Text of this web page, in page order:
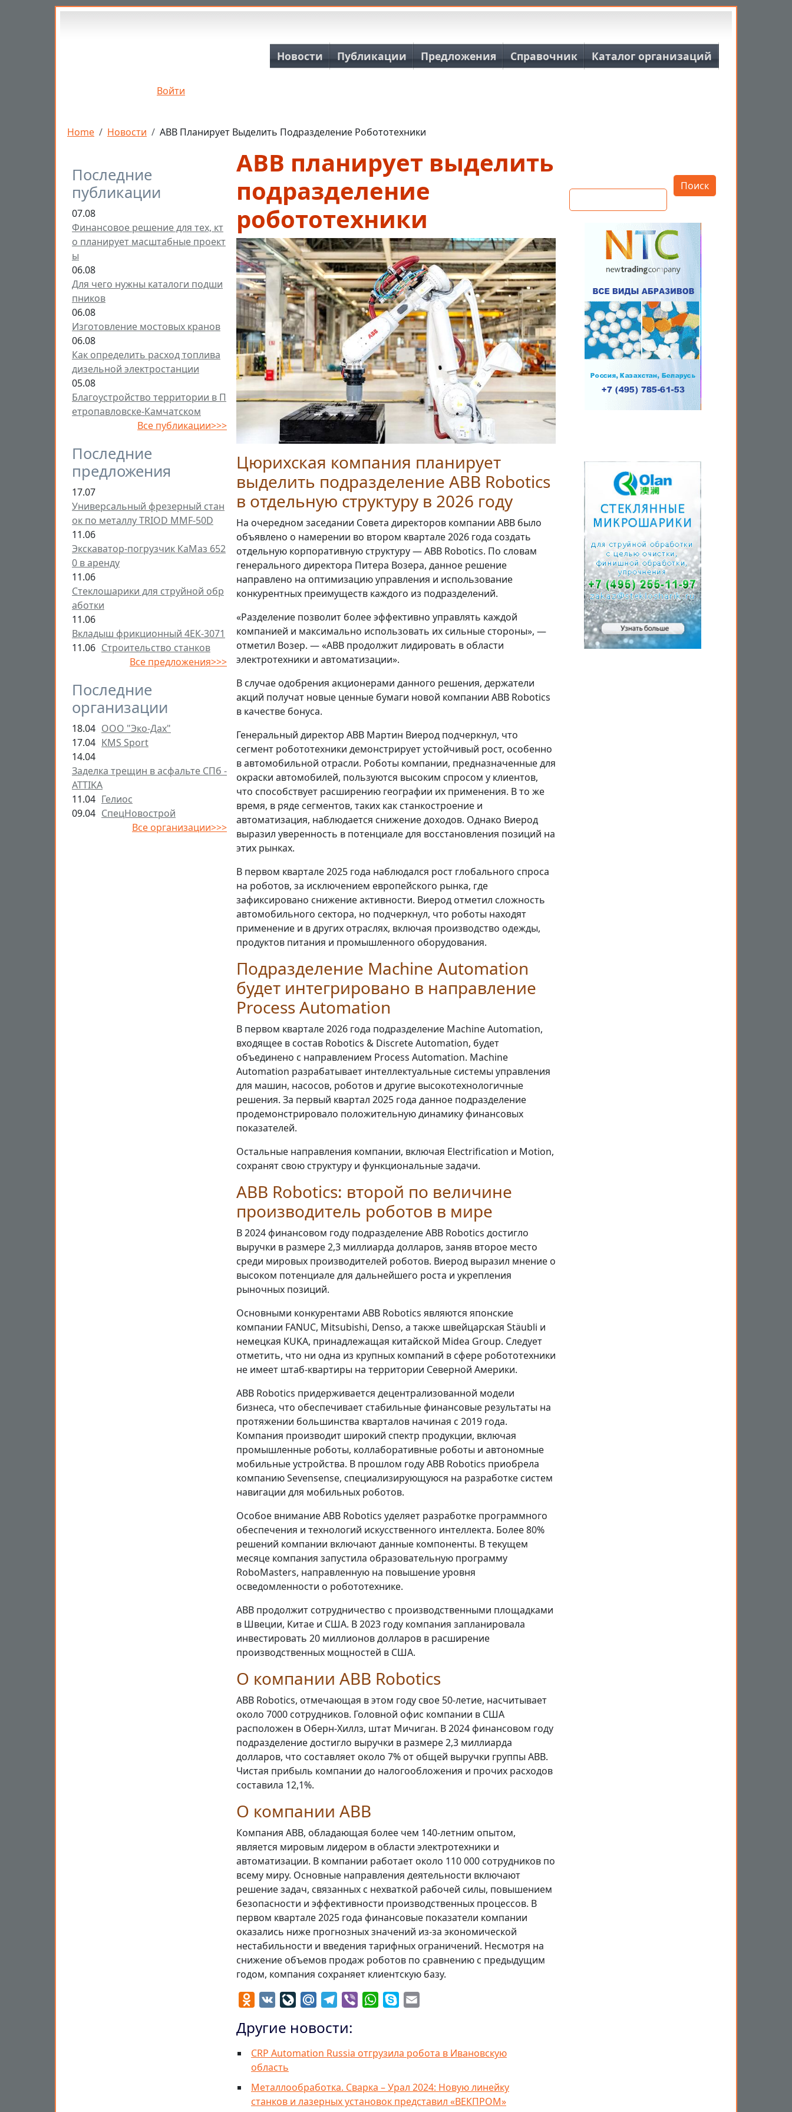
Перейти к основному содержанию
Войти
Основная навигация
Новости Публикации Предложения Справочник Каталог организаций
Строка навигации
Home Новости ABB Планирует Выделить Подразделение Робототехники
Последние
публикации
07.08
Финансовое решение для тех, кт
о планирует масштабные проект
ы
06.08
Для чего нужны каталоги подши
пников
06.08
Изготовление мостовых кранов
06.08
Как определить расход топлива
дизельной электростанции
05.08
Благоустройство территории в П
етропавловске-Камчатском
Все публикации>>>
Последние
предложения
17.07
Универсальный фрезерный стан
ок по металлу TRIOD MMF-50D
11.06
Экскаватор-погрузчик КаМаз 652
0 в аренду
11.06
Стеклошарики для струйной обр
аботки
11.06
Вкладыш фрикционный 4ЕК-3071
11.06 Строительство станков
Все предложения>>>
Последние
организации
18.04 ООО "Эко-Дах"
17.04 KMS Sport
14.04
Заделка трещин в асфальте СПб -
ATTIKA
11.04 Гелиос
09.04 СпецНовострой
Все организации>>>
ABB планирует выделить
подразделение
робототехники
Цюрихская компания планирует
выделить подразделение ABB Robotics
в отдельную структуру в 2026 году
На очередном заседании Совета директоров компании ABB было
объявлено о намерении во втором квартале 2026 года создать
отдельную корпоративную структуру — ABB Robotics. По словам
генерального директора Питера Возера, данное решение
направлено на оптимизацию управления и использование
конкурентных преимуществ каждого из подразделений.
«Разделение позволит более эффективно управлять каждой
компанией и максимально использовать их сильные стороны», —
отметил Возер. — «ABB продолжит лидировать в области
электротехники и автоматизации».
В случае одобрения акционерами данного решения, держатели
акций получат новые ценные бумаги новой компании ABB Robotics
в качестве бонуса.
Генеральный директор ABB Мартин Виерод подчеркнул, что
сегмент робототехники демонстрирует устойчивый рост, особенно
в автомобильной отрасли. Роботы компании, предназначенные для
окраски автомобилей, пользуются высоким спросом у клиентов,
что способствует расширению географии их применения. В то же
время, в ряде сегментов, таких как станкостроение и
автоматизация, наблюдается снижение доходов. Однако Виерод
выразил уверенность в потенциале для восстановления позиций на
этих рынках.
В первом квартале 2025 года наблюдался рост глобального спроса
на роботов, за исключением европейского рынка, где
зафиксировано снижение активности. Виерод отметил сложность
автомобильного сектора, но подчеркнул, что роботы находят
применение и в других отраслях, включая производство одежды,
продуктов питания и промышленного оборудования.
Подразделение Machine Automation
будет интегрировано в направление
Process Automation
В первом квартале 2026 года подразделение Machine Automation,
входящее в состав Robotics & Discrete Automation, будет
объединено с направлением Process Automation. Machine
Automation разрабатывает интеллектуальные системы управления
для машин, насосов, роботов и другие высокотехнологичные
решения. За первый квартал 2025 года данное подразделение
продемонстрировало положительную динамику финансовых
показателей.
Остальные направления компании, включая Electrification и Motion,
сохранят свою структуру и функциональные задачи.
ABB Robotics: второй по величине
производитель роботов в мире
В 2024 финансовом году подразделение ABB Robotics достигло
выручки в размере 2,3 миллиарда долларов, заняв второе место
среди мировых производителей роботов. Виерод выразил мнение о
высоком потенциале для дальнейшего роста и укрепления
рыночных позиций.
Основными конкурентами ABB Robotics являются японские
компании FANUC, Mitsubishi, Denso, а также швейцарская Stäubli и
немецкая KUKA, принадлежащая китайской Midea Group. Следует
отметить, что ни одна из крупных компаний в сфере робототехники
не имеет штаб-квартиры на территории Северной Америки.
ABB Robotics придерживается децентрализованной модели
бизнеса, что обеспечивает стабильные финансовые результаты на
протяжении большинства кварталов начиная с 2019 года.
Компания производит широкий спектр продукции, включая
промышленные роботы, коллаборативные роботы и автономные
мобильные устройства. В прошлом году ABB Robotics приобрела
компанию Sevensense, специализирующуюся на разработке систем
навигации для мобильных роботов.
Особое внимание ABB Robotics уделяет разработке программного
обеспечения и технологий искусственного интеллекта. Более 80%
решений компании включают данные компоненты. В текущем
месяце компания запустила образовательную программу
RoboMasters, направленную на повышение уровня
осведомленности о робототехнике.
ABB продолжит сотрудничество с производственными площадками
в Швеции, Китае и США. В 2023 году компания запланировала
инвестировать 20 миллионов долларов в расширение
производственных мощностей в США.
О компании ABB Robotics
ABB Robotics, отмечающая в этом году свое 50-летие, насчитывает
около 7000 сотрудников. Головной офис компании в США
расположен в Оберн-Хиллз, штат Мичиган. В 2024 финансовом году
подразделение достигло выручки в размере 2,3 миллиарда
долларов, что составляет около 7% от общей выручки группы ABB.
Чистая прибыль компании до налогообложения и прочих расходов
составила 12,1%.
О компании ABB
Компания ABB, обладающая более чем 140-летним опытом,
является мировым лидером в области электротехники и
автоматизации. В компании работает около 110 000 сотрудников по
всему миру. Основные направления деятельности включают
решение задач, связанных с нехваткой рабочей силы, повышением
безопасности и эффективности производственных процессов. В
первом квартале 2025 года финансовые показатели компании
оказались ниже прогнозных значений из-за экономической
нестабильности и введения тарифных ограничений. Несмотря на
снижение объемов продаж роботов по сравнению с предыдущим
годом, компания сохраняет клиентскую базу.
Odnoklassniki
VK LiveJournal
Mail.RuTelegram
Viber WhatsApp
Skype
Другие новости:
CRP Automation Russia отгрузила робота в Ивановскую
область
Металлообработка. Сварка – Урал 2024: Новую линейку
станков и лазерных установок представил «ВЕКПРОМ»